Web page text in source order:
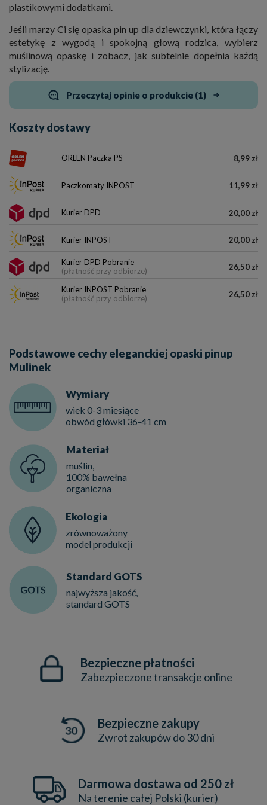
plastikowymi dodatkami.
Jeśli marzy Ci się opaska pin up dla dziewczynki, która łączy
estetykę z wygodą i spokojną głową rodzica, wybierz
muślinową opaskę i zobacz, jak subtelnie dopełnia każdą
stylizację.
Przeczytaj opinie o produkcie (1)
Koszty dostawy
ORLEN Paczka PS 8,99 zł
Paczkomaty INPOST 11,99 zł
Kurier DPD 20,00 zł
Kurier INPOST 20,00 zł
Kurier DPD Pobranie
(płatność przy odbiorze)
26,50 zł
Kurier INPOST Pobranie
(płatność przy odbiorze)
26,50 zł
Podstawowe cechy eleganckiej opaski pinup
Mulinek
Wymiary
wiek 0-3 miesiące
obwód główki 36-41 cm
Materiał
muślin,
100% bawełna
organiczna
Ekologia
zrównoważony
model produkcji
Standard GOTS
najwyższa jakość,
standard GOTS
Bezpieczne płatności
Zabezpieczone transakcje online
Bezpieczne zakupy
Zwrot zakupów do 30 dni
Darmowa dostawa od 250 zł
Na terenie całej Polski (kurier)